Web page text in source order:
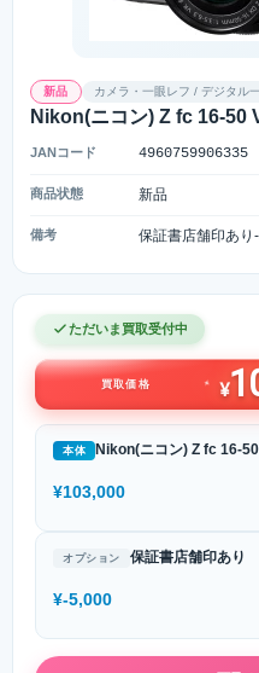
新品 カメラ・一眼レフ / デジタル
Nikon(ニコン) Z fc 16-50
JANコード 4960759906335
商品状態 新品
備考 保証書店舗印あり
ただいま買取受付中
買取価格 ¥
本体 Nikon(ニコン) Z fc 16-
¥103,000
オプション 保証書店舗印あり
¥-5,000